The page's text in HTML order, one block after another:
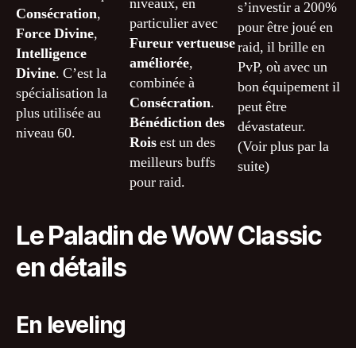
Consécration,
Force Divine,
Intelligence
Divine. C’est la
spécialisation la
plus utilisée au
niveau 60.
particulier avec
Fureur vertueuse
améliorée,
combinée à
Consécration.
Bénédiction des
Roisest un des
meilleurs buffs
pour raid.
s’investir a 200%
pour être joué en
raid, il brille en
PvP, où avec un
bon équipement il
peut être
dévastateur.
(Voir plus par la
suite)
Le Paladin de WoW Classic
en détails
En leveling